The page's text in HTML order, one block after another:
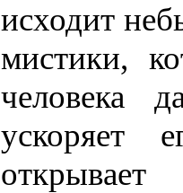
исходит
мистики,
человека
ускоряет